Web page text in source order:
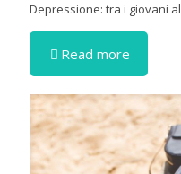
Depressione: tra i giovani
Read more